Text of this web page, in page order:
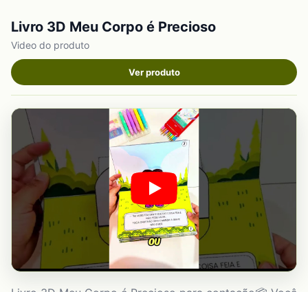
Livro 3D Meu Corpo é Precioso
Video do produto
Ver produto